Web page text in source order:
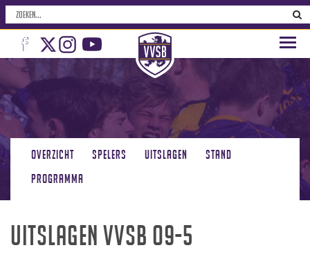
Overzicht Spelers Uitslagen
Stand
Programma
Uitslagen VVSB O9-5